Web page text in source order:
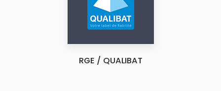
RGE / QUALIBAT